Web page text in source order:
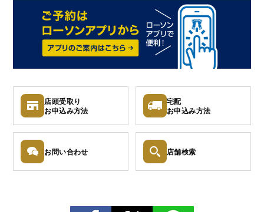
店頭受取り
お申込み方法
宅配
お申込み方法
お問い合わせ 店舗検索